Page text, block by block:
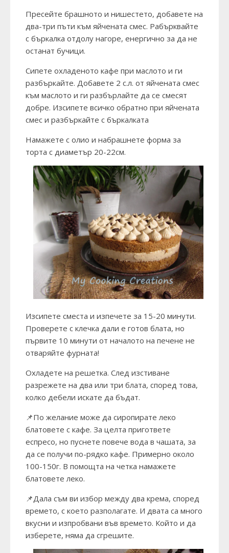
Пресейте брашното и нишестето, добавете на
два-три пъти към яйчената смес. Рабърквайте
с бъркалка отдолу нагоре, енергично за да не
останат бучици.
Сипете охладеното кафе при маслото и ги
разбъркайте. Добавете 2 с.л. от яйчената смес
към маслото и ги разбърлайте да се смесят
добре. Изсипете всичко обратно при яйчената
смес и разбъркайте с бъркалката
Намажете с олио и набрашнете форма за
торта с диаметър 20-22см.
Изсипете сместа и изпечете за 15-20 минути.
Проверете с клечка дали е готов блата, но
първите 10 минути от началото на печене не
отваряйте фурната!
Охладете на решетка. След изстиване
разрежете на два или три блата, според това,
колко дебели искате да бъдат.
📌По желание може да сиропирате леко
блатовете с кафе. За целта пригответе
еспресо, но пуснете повече вода в чашата, за
да се получи по-рядко кафе. Примерно около
100-150г. В помощта на четка намажете
блатовете леко.
📌Дала съм ви избор между два крема, според
времето, с което разполагате. И двата са много
вкусни и изпробвани във времето. Който и да
изберете, няма да сгрешите.